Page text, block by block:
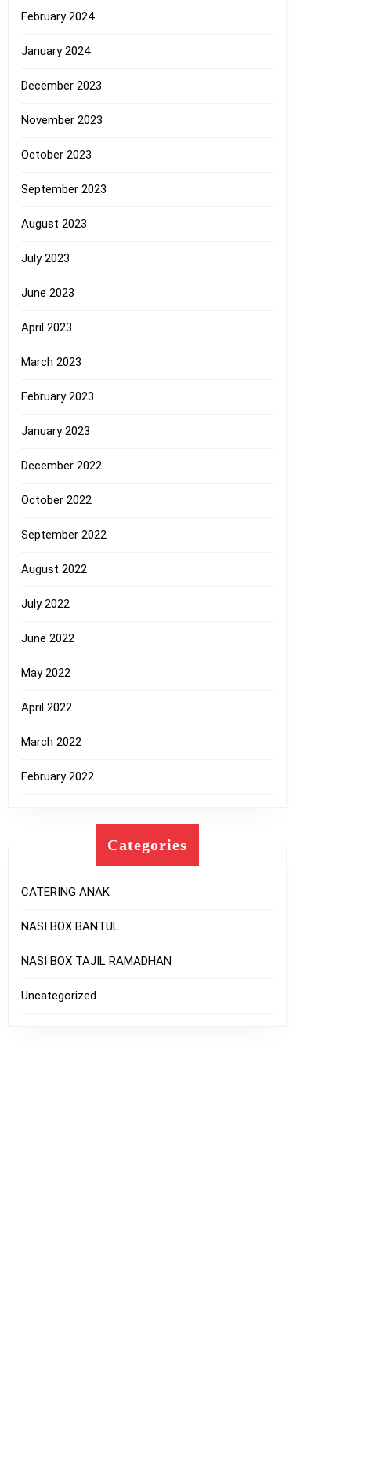
February 2024
January 2024
December 2023
November 2023
October 2023
September 2023
August 2023
July 2023
June 2023
April 2023
March 2023
February 2023
January 2023
December 2022
October 2022
September 2022
August 2022
July 2022
June 2022
May 2022
April 2022
March 2022
February 2022
Categories
CATERING ANAK
NASI BOX BANTUL
NASI BOX TAJIL RAMADHAN
Uncategorized